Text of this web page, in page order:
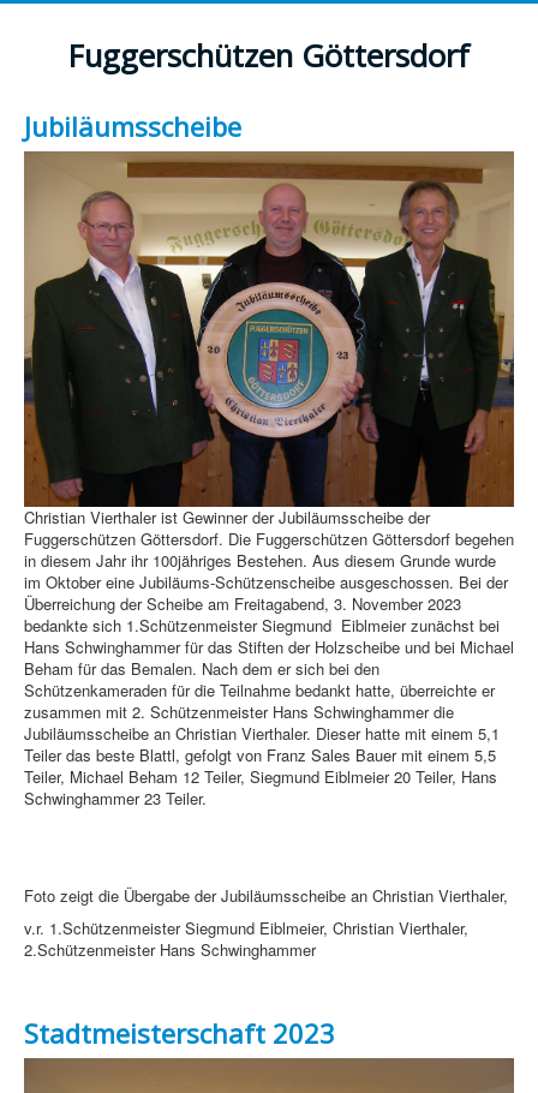
Fuggerschützen Göttersdorf
Jubiläumsscheibe
Christian Vierthaler ist Gewinner der Jubiläumsscheibe der
Fuggerschützen Göttersdorf. Die Fuggerschützen Göttersdorf begehen
in diesem Jahr ihr 100jähriges Bestehen. Aus diesem Grunde wurde
im Oktober eine Jubiläums-Schützenscheibe ausgeschossen. Bei der
Überreichung der Scheibe am Freitagabend, 3. November 2023
bedankte sich 1.Schützenmeister Siegmund Eiblmeier zunächst bei
Hans Schwinghammer für das Stiften der Holzscheibe und bei Michael
Beham für das Bemalen. Nach dem er sich bei den
Schützenkameraden für die Teilnahme bedankt hatte, überreichte er
zusammen mit 2. Schützenmeister Hans Schwinghammer die
Jubiläumsscheibe an Christian Vierthaler. Dieser hatte mit einem 5,1
Teiler das beste Blattl, gefolgt von Franz Sales Bauer mit einem 5,5
Teiler, Michael Beham 12 Teiler, Siegmund Eiblmeier 20 Teiler, Hans
Schwinghammer 23 Teiler.
Foto zeigt die Übergabe der Jubiläumsscheibe an Christian Vierthaler,
v.r. 1.Schützenmeister Siegmund Eiblmeier, Christian Vierthaler,
2.Schützenmeister Hans Schwinghammer
Stadtmeisterschaft 2023